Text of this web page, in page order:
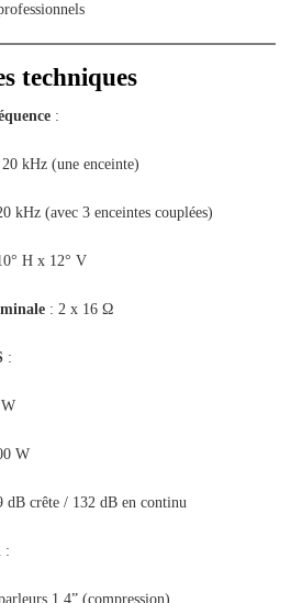
techniques
:
kHz (une enceinte)
kHz (avec 3 enceintes couplées)
H x 12° V
: 2 x 16 Ω
:
W
dB crête / 132 dB en continu
:
1.4” (compression)